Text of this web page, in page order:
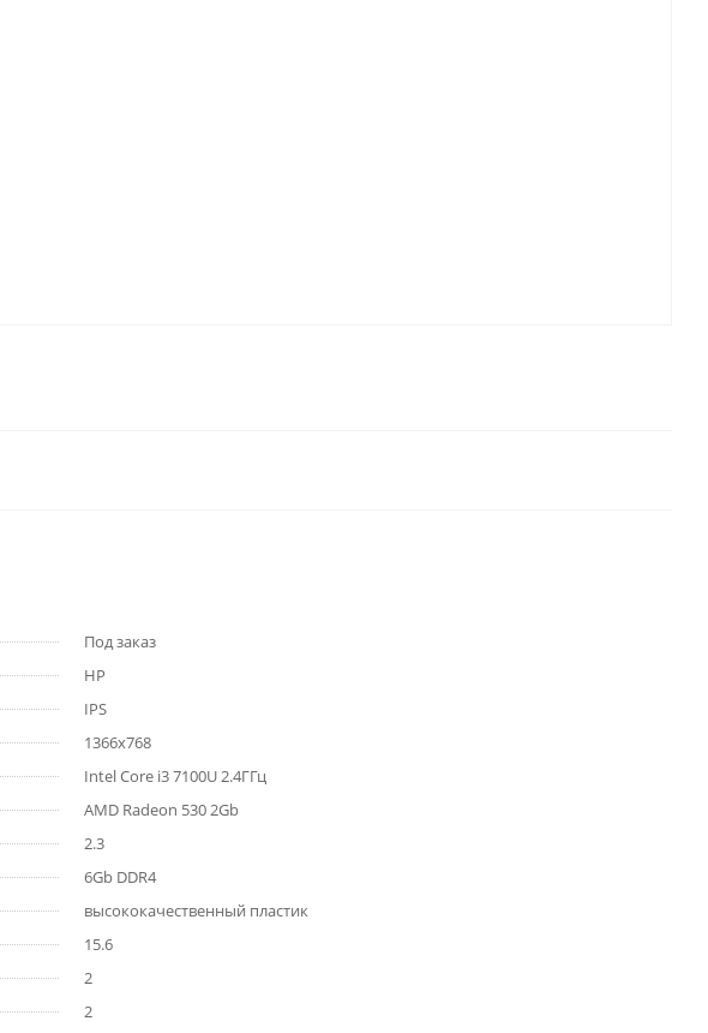
Под заказ
HP
IPS
1366x768
Intel Core i3 7100U 2.4ГГц
AMD Radeon 530 2Gb
2.3
6Gb DDR4
высококачественный пластик
15.6
2
2